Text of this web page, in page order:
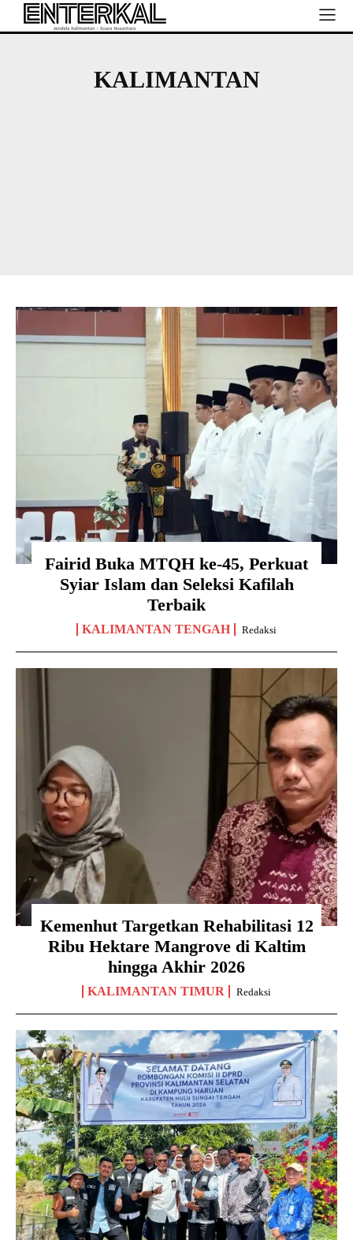
KALIMANTAN
Fairid Buka MTQH ke-45, Perkuat
Syiar Islam dan Seleksi Kafilah
Terbaik
KALIMANTAN TENGAH Redaksi
Kemenhut Targetkan Rehabilitasi 12
Ribu Hektare Mangrove di Kaltim
hingga Akhir 2026
KALIMANTAN TIMUR Redaksi